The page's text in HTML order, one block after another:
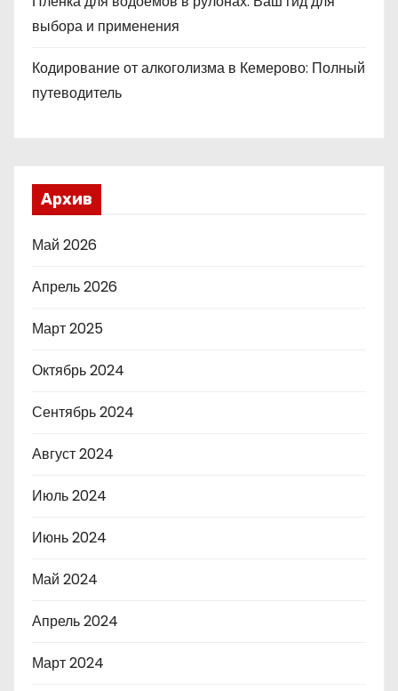
выбора и применения
Кодирование от алкоголизма в Кемерово: Полный
путеводитель
Архив
Май 2026
Апрель 2026
Март 2025
Октябрь 2024
Сентябрь 2024
Август 2024
Июль 2024
Июнь 2024
Май 2024
Апрель 2024
Март 2024